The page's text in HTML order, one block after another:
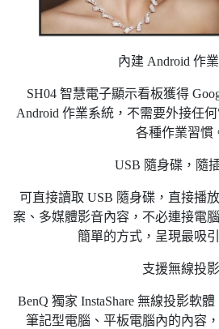
內建 Android 作
SH04 智慧電子顯示看板獲得
Android 作業系統，不需要外接任
各種作業習慣
USB 隨身碟，隨
可直接讀取 USB 隨身碟，直接播
案、多媒體影音內容，不必連接電
簡單的方式，呈現最吸
支援無線投影
BenQ 獨家 InstaShare 無線投影軟
筆記型電腦、平板電腦內的內容